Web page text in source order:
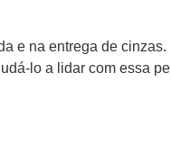
e na entrega de cinzas.
lo a lidar com essa